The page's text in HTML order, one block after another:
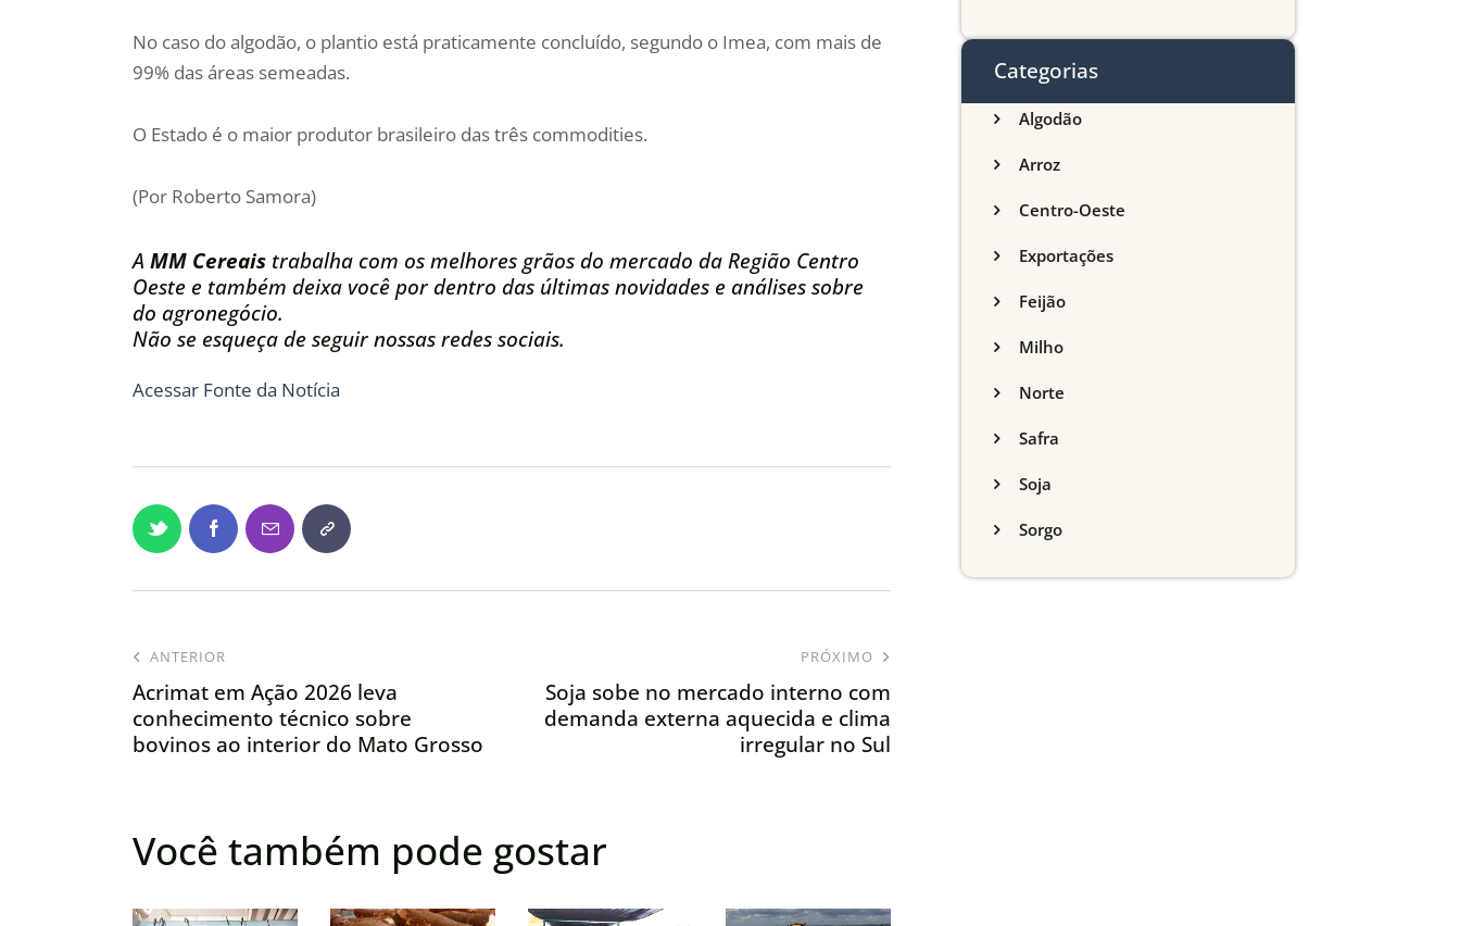
No caso do algodão, o plantio está praticamente concluído, segundo o Imea, com mais de
99% das áreas semeadas.
O Estado é o maior produtor brasileiro das três commodities.
(Por Roberto Samora)
A MM Cereais trabalha com os melhores grãos do mercado da Região Centro
Oeste e também deixa você por dentro das últimas novidades e análises sobre
do agronegócio.
Não se esqueça de seguir nossas redes sociais.
Acessar Fonte da Notícia
ANTERIOR
Acrimat em Ação 2026 leva
conhecimento técnico sobre
bovinos ao interior do Mato Grosso
PRÓXIMO
Soja sobe no mercado interno com
demanda externa aquecida e clima
irregular no Sul
Você também pode gostar
Categorias
Algodão
Arroz
Centro-Oeste
Exportações
Feijão
Milho
Norte
Safra
Soja
Sorgo